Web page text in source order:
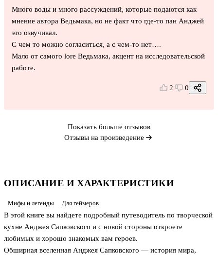
ОПИСАНИЕ И ХАРАКТЕРИСТИКИ
Мифы и легенды Для геймеров
В этой книге вы найдете подробный путеводитель по творческой
кухне Анджея Сапковского и с новой стороны откроете
любимых и хорошо знакомых вам героев.
Обширная вселенная Анджея Сапковского — история мира,
Много воды и много рассуждений, которые подаются как
мнение автора Ведьмака, но не факт что где-то пан Анджей
это озвучивал.
С чем то можно согласиться, а с чем-то нет….
Мало от самого lore Ведьмака, акцент на исследовательской
работе.
2 0
Показать больше отзывов
Отзывы на произведение